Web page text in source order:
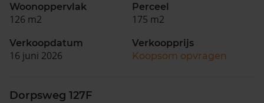
Woonoppervlak
126 m2
Perceel
175 m2
Verkoopdatum
16 juni 2026
Verkoopprijs
Koopsom opvragen
Dorpsweg 127F